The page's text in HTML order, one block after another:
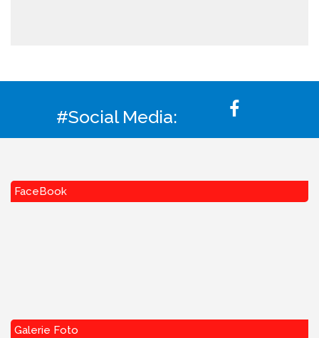
#Social Media:
FaceBook
Galerie Foto